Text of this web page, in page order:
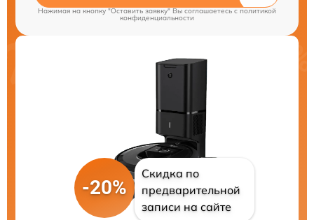
Нажимая на кнопку "Оставить заявку" Вы соглашаетесь cполитикой
конфиденциальности
-20%
Скидка по
предварительной
записи на сайте